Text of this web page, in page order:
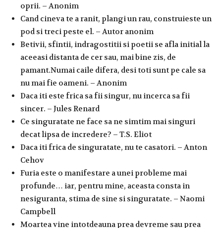
oprii. – Anonim
Cand cineva te a ranit, plangi un rau, construieste un
pod si treci peste el. – Autor anonim
Betivii, sfintii, indragostitii si poetii se afla initial la
aceeasi distanta de cer sau, mai bine zis, de
pamant.Numai caile difera, desi toti sunt pe cale sa
nu mai fie oameni. – Anonim
Daca iti este frica sa fii singur, nu incerca sa fii
sincer. – Jules Renard
Ce singuratate ne face sa ne simtim mai singuri
decat lipsa de incredere? – T.S. Eliot
Daca iti frica de singuratate, nu te casatori. – Anton
Cehov
Furia este o manifestare a unei probleme mai
profunde… iar, pentru mine, aceasta consta in
nesiguranta, stima de sine si singuratate. – Naomi
Campbell
Moartea vine intotdeauna prea devreme sau prea